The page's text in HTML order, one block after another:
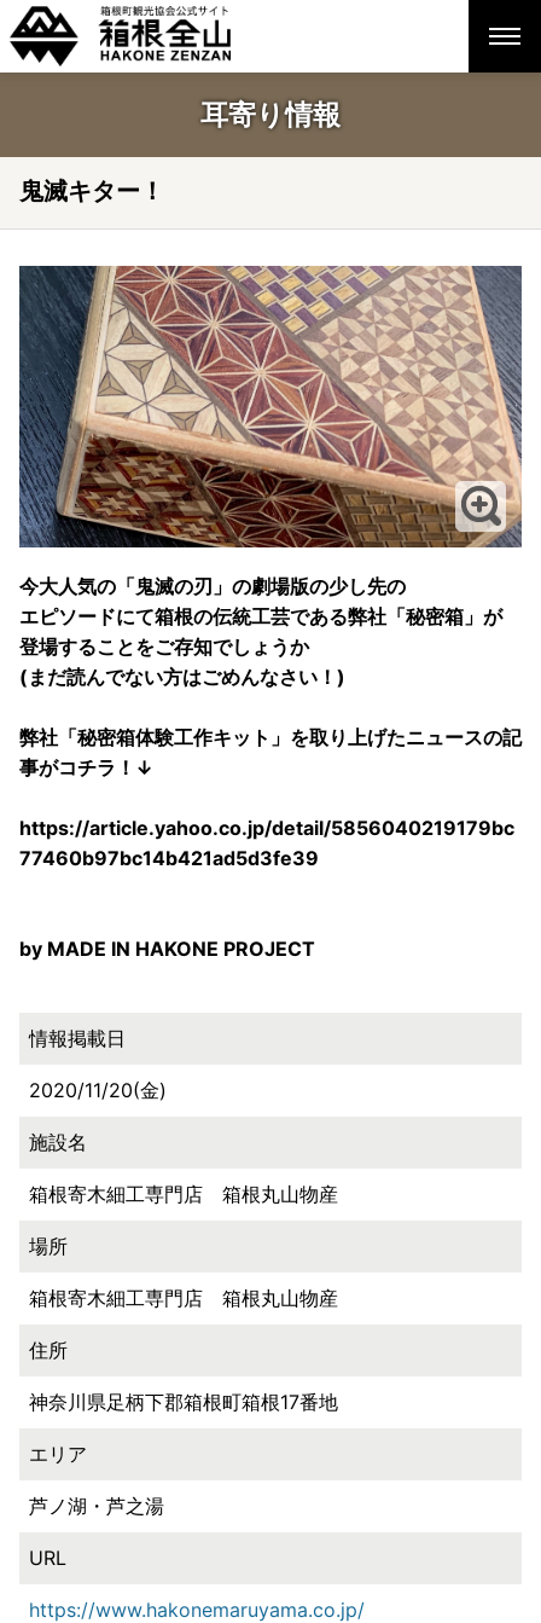
耳寄り情報
鬼滅キター！
今大人気の「鬼滅の刃」の劇場版の少し先の
エピソードにて箱根の伝統工芸である弊社「秘密箱」が
登場することをご存知でしょうか
(まだ読んでない方はごめんなさい！)
弊社「秘密箱体験工作キット」を取り上げたニュースの記
事がコチラ！↓
https://article.yahoo.co.jp/detail/5856040219179bc
77460b97bc14b421ad5d3fe39
by MADE IN HAKONE PROJECT
情報掲載日
2020/11/20(金)
施設名
箱根寄木細工専門店 箱根丸山物産
場所
箱根寄木細工専門店 箱根丸山物産
住所
神奈川県足柄下郡箱根町箱根17番地
エリア
芦ノ湖・芦之湯
URL
https://www.hakonemaruyama.co.jp/